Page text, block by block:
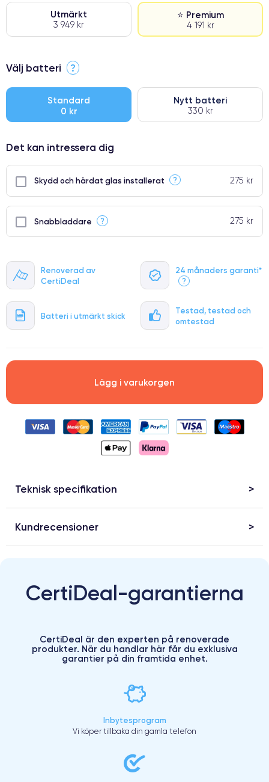
Renoverad av
CertiDeal
24 månaders garanti*
?
Batteri i utmärkt skick
Testad, testad och
omtestad
Utmärkt
3 949 kr
⭐ Premium
4 191 kr
⭐ Premium
● Oklanderlig kvalitetsskärm
● Endast 5% av våra telefoner har premiumklassning
Välj batteri ?
Standard
0 kr
Nytt batteri
330 kr
Det kan intressera dig
Skydd och härdat glas installerat ? 275 kr
Snabbladdare ? 275 kr
Lägg i varukorgen
Teknisk specifikation
Kundrecensioner
CertiDeal-garantierna
CertiDeal är den experten på renoverade
produkter. När du handlar här får du exklusiva
garantier på din framtida enhet.
Inbytesprogram
Vi köper tillbaka din gamla telefon